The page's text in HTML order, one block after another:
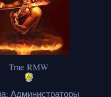
True RMW
Администраторы